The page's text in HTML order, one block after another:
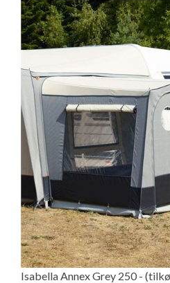
Isabella Annex Grey 250 -